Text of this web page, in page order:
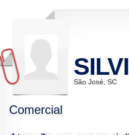
São José, SC
Comercial